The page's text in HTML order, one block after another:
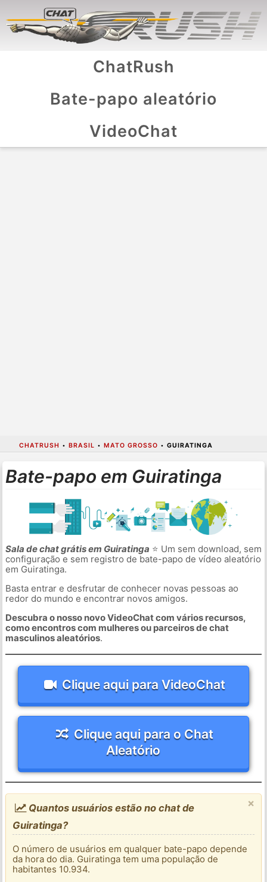
ChatRush
Bate-papo aleatório
VideoChat
CHATRUSH • BRASIL • MATO GROSSO • GUIRATINGA
Bate-papo em Guiratinga
Sala de chat grátis em Guiratinga ⭐ Um sem download, sem
configuração e sem registro de bate-papo de vídeo aleatório
em Guiratinga.
Basta entrar e desfrutar de conhecer novas pessoas ao
redor do mundo e encontrar novos amigos.
Descubra o nosso novo VideoChat com vários recursos,
como encontros com mulheres ou parceiros de chat
masculinos aleatórios.
Clique aqui para VideoChat
Clique aqui para o Chat
Aleatório
×
Quantos usuários estão no chat de
Guiratinga?
O número de usuários em qualquer bate-papo depende
da hora do dia. Guiratinga tem uma população de
habitantes 10.934.